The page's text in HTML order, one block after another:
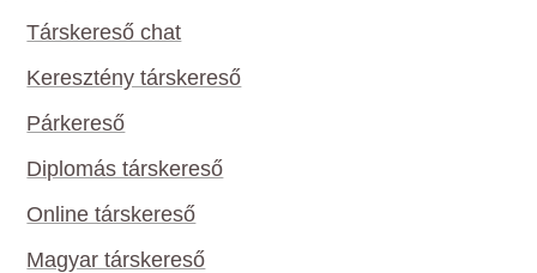
Társkereső chat
Keresztény társkereső
Párkereső
Diplomás társkereső
Online társkereső
Magyar társkereső